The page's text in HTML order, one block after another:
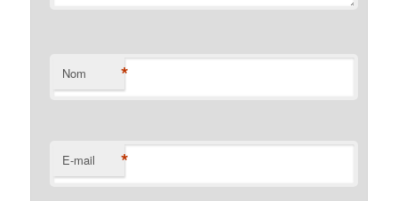
Nom *
E-mail *